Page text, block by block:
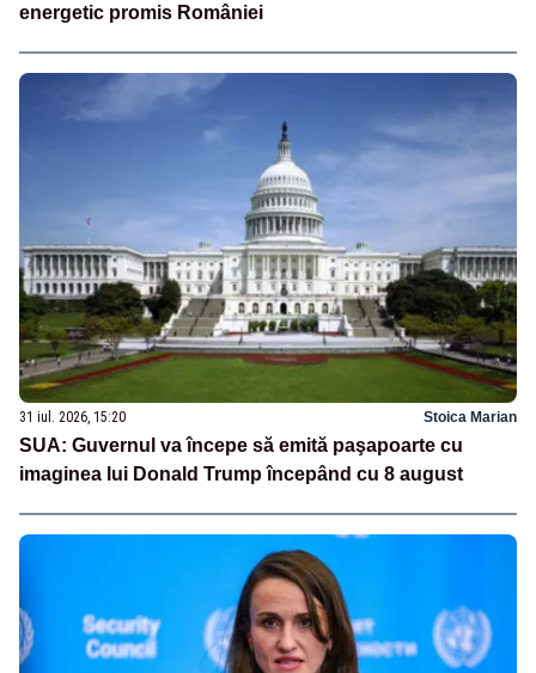
energetic promis României
31 iul. 2026, 15:20 Stoica Marian
SUA: Guvernul va începe să emită paşapoarte cu
imaginea lui Donald Trump începând cu 8 august